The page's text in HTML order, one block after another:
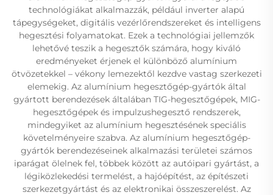
technológiákat alkalmazzák, például inverter alapú
tápegységeket, digitális vezérlőrendszereket és intelligens
hegesztési folyamatokat. Ezek a technológiai jellemzők
lehetővé teszik a hegesztők számára, hogy kiváló
eredményeket érjenek el különböző alumínium
ötvözetekkel – vékony lemezektől kezdve vastag szerkezeti
elemekig. Az alumínium hegesztőgép-gyártók által
gyártott berendezések általában TIG-hegesztőgépek, MIG-
hegesztőgépek és impulzushegesztő rendszerek,
mindegyiket az alumínium hegesztésének speciális
követelményeire szabva. Az alumínium hegesztőgép-
gyártók berendezéseinek alkalmazási területei számos
iparágat ölelnek fel, többek között az autóipari gyártást, a
légiközlekedési termelést, a hajóépítést, az építészeti
szerkezetgyártást és az elektronikai összeszerelést. Az